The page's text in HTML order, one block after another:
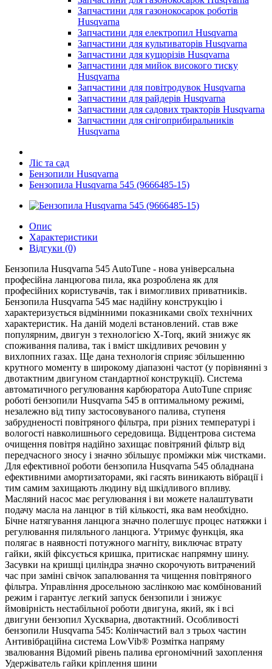
Запчастини для газонокосарок роботів
Husqvarna
Запчастини для електропил Husqvarna
Запчастини для культиваторів Husqvarna
Запчастини для кущорізів Husqvarna
Запчастини для мийок високого тиску
Husqvarna
Запчастини для повітродувок Husqvarna
Запчастини для райдерів Husqvarna
Запчастини для садових тракторів Husqvarna
Запчастини для снігоприбиральників
Husqvarna
Ліс та сад
Бензопили Husqvarna
Бензопила Husqvarna 545 (9666485-15)
Опис
Характеристики
Відгуки (0)
Бензопила Husqvarna 545 AutoTune - нова універсальна
професійна ланцюгова пила, яка розроблена як для
професійних користувачів, так і вимогливих приватників.
Бензопила Husqvarna 545 має надійну конструкцію і
характеризується відмінними показниками своїх технічних
характеристик. На даній моделі встановлений. став вже
популярним, двигун з технологією X-Torq, який знижує як
споживання палива, так і вміст шкідливих речовин у
вихлопних газах. Ще дана технологія сприяє збільшенню
крутного моменту в широкому діапазоні частот (у порівнянні з
двотактним двигуном стандартної конструкції). Система
автоматичного регулювання карбюратора AutoTune сприяє
роботі бензопили Husqvarna 545 в оптимальному режимі,
незалежно від типу застосовуваного палива, ступеня
забрудненості повітряного фільтра, при різних температурі і
вологості навколишнього середовища. Відцентрова система
очищення повітря надійно захищає повітряний фільтр від
передчасного зносу і значно збільшує проміжки між чистками.
Для ефективної роботи бензопила Husqvarna 545 обладнана
ефективними амортизаторами, які гасять виникають вібрації і
тим самим захищають людину від шкідливого впливу.
Масляний насос має регулювання і ви можете налаштувати
подачу масла на ланцюг в тій кількості, яка вам необхідно.
Бічне натягування ланцюга значно полегшує процес натяжки і
регулювання пиляльного ланцюга. Утримує функція, яка
полягає в наявності потужного магніту, виключає втрату
гайки, якій фіксується кришка, притискає напрямну шину.
Засувки на кришці циліндра значно скорочують витрачений
час при заміні свічок запалювання та чищення повітряного
фільтра. Управління дросельною заслінкою має комбінований
режим і гарантує легкий запуск бензопили і знижує
ймовірність нестабільної роботи двигуна, який, як і всі
двигуни бензопил Хускварна, двотактний. Особливості
бензопили Husqvarna 545: Колінчастий вал з трьох частин
Антивібраційна система LowVib® Розмітка напряму
звалювання Відомий рівень палива ергономічний захоплення
Удержіватель гайки кріплення шини